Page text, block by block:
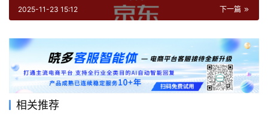
下一篇
2025-11-23 15:12
相关推荐